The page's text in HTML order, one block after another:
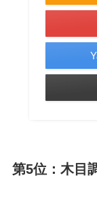
第5位：木目